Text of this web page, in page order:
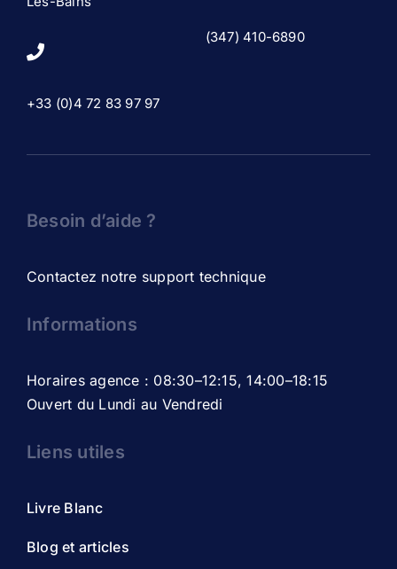
+33 (0)4 72 83 97 97
(347) 410-6890
Besoin d’aide ?
Contactez notre support technique
Informations
Horaires agence : 08:30–12:15, 14:00–18:15
Ouvert du Lundi au Vendredi
Liens utiles
Livre Blanc
Blog et articles